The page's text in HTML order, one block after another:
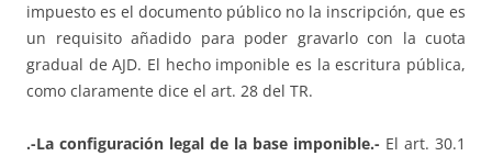
impuesto es el documento público no la inscripción, que es
un requisito añadido para poder gravarlo con la cuota
gradual de AJD. El hecho imponible es la escritura pública,
como claramente dice el art. 28 del TR.
.-La configuración legal de la base imponible.- El art. 30.1